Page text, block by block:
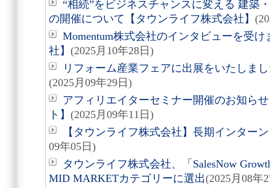
“相続”をビジネスチャンスに変える 建築
の開催について【タウンライフ株式会社】
Momentum株式会社のインタビューを受
社】 (2025月10年28日)
リフォーム産業フェアに出展をいたしま
(2025月09年29日)
アフィリエイターセミナー開催のお知ら
ト】 (2025月09年11日)
【タウンライフ株式会社】長期インター
09年05日)
タウンライフ株式会社、「SalesNow
MID MARKETカテゴリーに選出(2025月08年